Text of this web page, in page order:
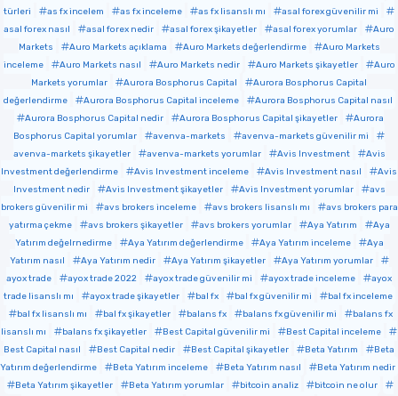
türleri
as fx incelem as fx inceleme as fx lisanslı mı
asal forex güvenilir mi
asal forex nasıl
asal forex nedir asal forex şikayetler asal forex yorumlar
Auro
Markets
Auro Markets açıklama Auro Markets değerlendirme
Auro Markets
inceleme
Auro Markets nasıl Auro Markets nedir Auro Markets şikayetler
Auro
Markets yorumlar
Aurora Bosphorus Capital
Aurora Bosphorus Capital
değerlendirme
Aurora Bosphorus Capital inceleme
Aurora Bosphorus Capital nasıl
Aurora Bosphorus Capital nedir
Aurora Bosphorus Capital şikayetler
Aurora
Bosphorus Capital yorumlar
avenva-markets
avenva-markets güvenilir mi
avenva-markets şikayetler
avenva-markets yorumlar Avis Investment
Avis
Investment değerlendirme
Avis Investment inceleme Avis Investment nasıl
Avis
Investment nedir
Avis Investment şikayetler Avis Investment yorumlar
avs
brokers güvenilir mi
avs brokers inceleme avs brokers lisanslı mı
avs brokers para
yatırma çekme
avs brokers şikayetler avs brokers yorumlar Aya Yatırım
Aya
Yatırım değelrnedirme
Aya Yatırım değerlendirme Aya Yatırım inceleme
Aya
Yatırım nasıl
Aya Yatırım nedir Aya Yatırım şikayetler
Aya Yatırım yorumlar
ayox trade
ayox trade 2022 ayox trade güvenilir mi ayox trade inceleme
ayox
trade lisanslı mı
ayox trade şikayetler bal fx bal fx güvenilir mi
bal fx inceleme
bal fx lisanslı mı
bal fx şikayetler balans fx balans fx güvenilir mi
balans fx
lisanslı mı
balans fx şikayetler Best Capital güvenilir mi
Best Capital inceleme
Best Capital nasıl
Best Capital nedir Best Capital şikayetler Beta Yatırım
Beta
Yatırım değerlendirme
Beta Yatırım inceleme Beta Yatırım nasıl
Beta Yatırım nedir
Beta Yatırım şikayetler
Beta Yatırım yorumlar bitcoin analiz
bitcoin ne olur